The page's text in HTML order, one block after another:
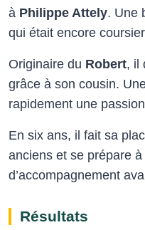
à Philippe Attely. Une
qui était encore
Originaire du Robert, il
grâce à son cousin.
rapidement une
En six ans, il fait sa
anciens et se prépare
d’accompagnement
Résultats